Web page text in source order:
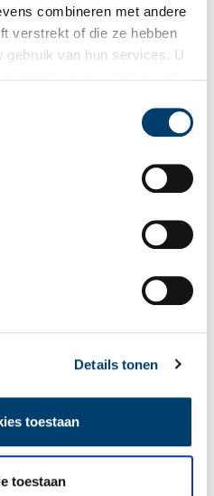
combineren met andere
verstrekt of die ze hebben
gebruik van hun services. U
Details tonen
toestaan
toestaan
is het schilderij verhuisd naar
bunker bij Castricum.
muur met kloostermoppen die
boven is een deel gerestaureerd
bouwwerk veranderd, maar het